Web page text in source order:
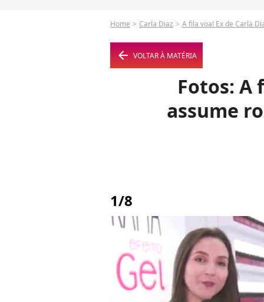
Home Carla Diaz A fila voa! Ex de Carla
arrow_left VOLTAR À MATÉRIA
Fotos: A
assume
1/8